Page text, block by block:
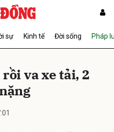
sự Kinh tế Đời sống Pháp
va xe tải, 2